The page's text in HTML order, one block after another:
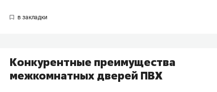
Конкурентные преимущества
межкомнатных дверей ПВХ